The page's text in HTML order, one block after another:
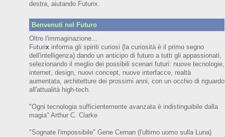
destra, aiutando Futurix.
Benvenuti nel Futuro
Oltre l'immaginazione...
Futurix informa gli spiriti curiosi (la curiosità è il primo segno
dell'intelligenza)dando un anticipo di futuroa tutti gli appassionati,
selezionando il meglio dei possibili scenari futuri: nuove tecnologie,
internet, design, nuovi concept, nuove interfacce, realtà
aumentata, architetture dei prossimi anni, con un occhio di riguardo
all'attualità high-tech.
"Ogni tecnologia sufficientemente avanzata è indistinguibile dalla
magia" Arthur C. Clarke
"Sognate l'impossibile" Gene Cernan (l'ultimo uomo sulla Luna)